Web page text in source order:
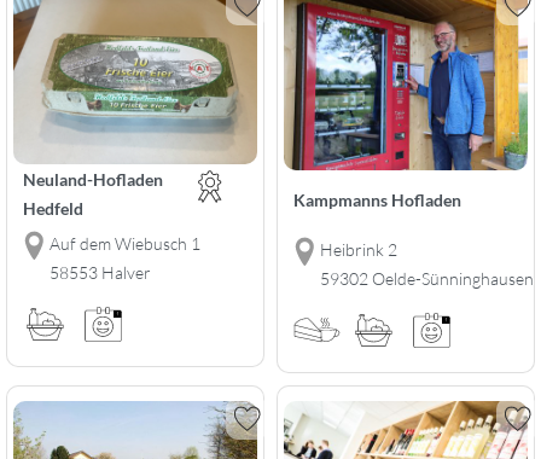
Neuland-Hofladen
Hedfeld
Auf dem Wiebusch 1
58553 Halver
Kampmanns Hofladen
Heibrink 2
59302 Oelde-Sünninghausen